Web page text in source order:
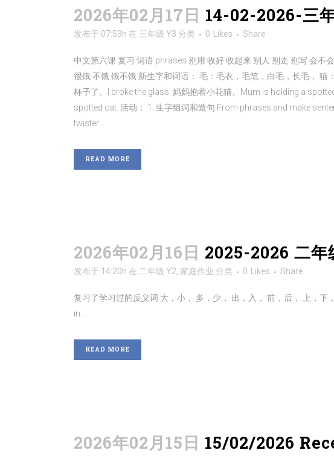
2026年02月17日 14-02-2026-三
发布于 07:53h 在 三年级 Y3 分类 0 Likes Share
中文第六课 复习 词语 phrases 别用 收好 收起来 别人 别走 别写 会不
很饿 不饿 饿不饿 新生字和词语： 毛：毛衣，毛笔，白毛，长毛，
杯子了。I broke the glass. 妈妈抱着小花猫。Mum is holding a
spotted cat. 活动： 1. 生字组词和造句 From phrases and make
twister...
READ MORE
2026年02月16日 2025-2026 二年
发布于 14:20h 在 二年级 Y2, 家庭作业 分类 0 Likes Share
复习了学习过的反义词 大，小， 多，少， 出，入， 前，后， 上，
in...
READ MORE
2026年02月15日 15/02/2026